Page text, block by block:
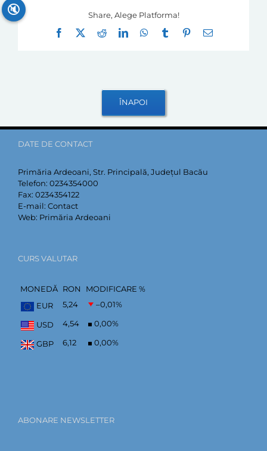
Share, Alege Platforma!
Facebook
RedditLinkedInWhatsApp
Tumblr Pinterest
E-
DATE DE CONTACT
Primăria Ardeoani, Str. Principală, Județul Bacău
Telefon: 0234354000
Fax: 0234354122
E-mail: Contact
Web: Primăria Ardeoani
CURS VALUTAR
MONEDĂ RON
MODIFICARE %
EUR
5,24 –0,01%
USD 4,54 0,00%
GBP 6,12 0,00%
ABONARE NEWSLETTER
🔇